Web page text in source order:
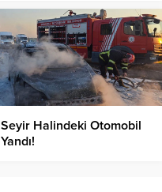
Seyir Halindeki Otomobil
Yandı!